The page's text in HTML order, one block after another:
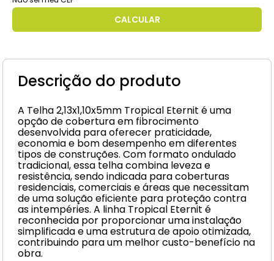
Descrição do produto
A Telha 2,13x1,10x5mm Tropical Eternit é uma
opção de cobertura em fibrocimento
desenvolvida para oferecer praticidade,
economia e bom desempenho em diferentes
tipos de construções. Com formato ondulado
tradicional, essa telha combina leveza e
resistência, sendo indicada para coberturas
residenciais, comerciais e áreas que necessitam
de uma solução eficiente para proteção contra
as intempéries. A linha Tropical Eternit é
reconhecida por proporcionar uma instalação
simplificada e uma estrutura de apoio otimizada,
contribuindo para um melhor custo-benefício na
obra.